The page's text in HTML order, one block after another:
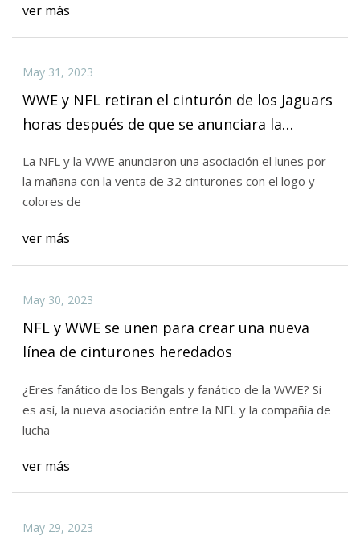
ver más
May 31, 2023
WWE y NFL retiran el cinturón de los Jaguars
horas después de que se anunciara la
La NFL y la WWE anunciaron una asociación el lunes por
la mañana con la venta de 32 cinturones con el logo y
colores de
ver más
May 30, 2023
NFL y WWE se unen para crear una nueva
línea de cinturones heredados
¿Eres fanático de los Bengals y fanático de la WWE? Si
es así, la nueva asociación entre la NFL y la compañía de
lucha
ver más
May 29, 2023